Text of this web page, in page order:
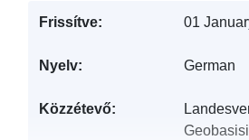
Frissítve: 01
Nyelv: German
Közzétevő: